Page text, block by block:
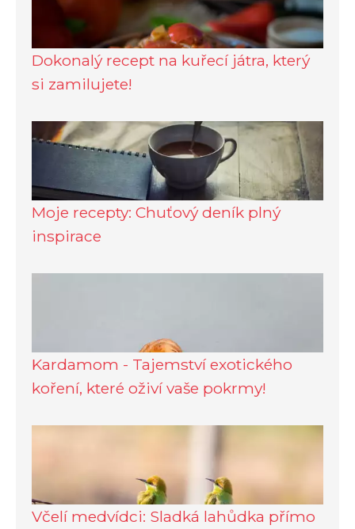
Dokonalý recept na kuřecí játra, který
si zamilujete!
Moje recepty: Chuťový deník plný
inspirace
Kardamom - Tajemství exotického
koření, které oživí vaše pokrmy!
Včelí medvídci: Sladká lahůdka přímo